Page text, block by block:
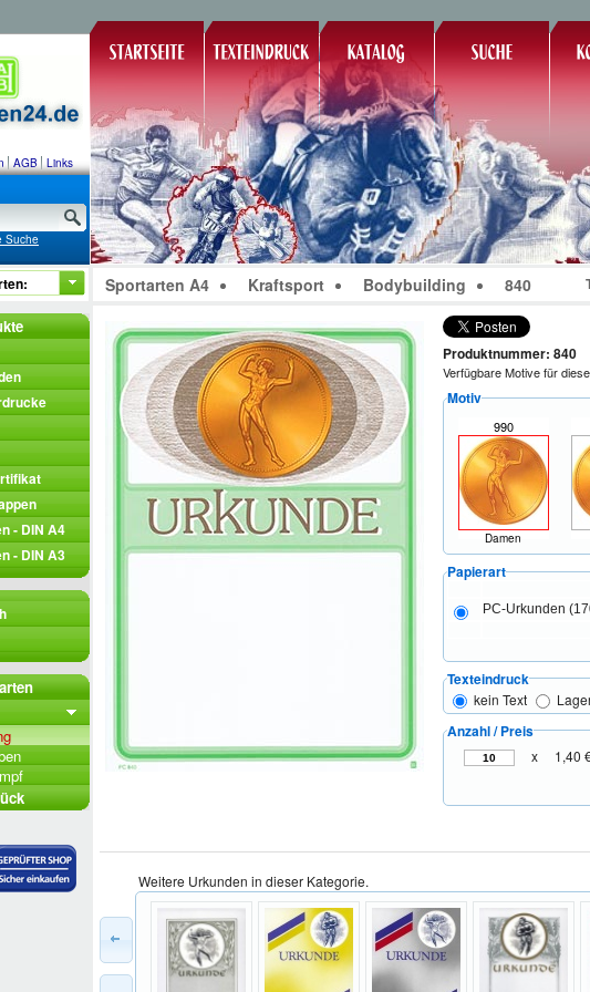
AGB Links
Suche
- DIN A4
- DIN A3
Sportarten A4 Kraftsport Bodybuilding 840
Produktnummer: 840
Verfügbare Motive für
Motiv
990
Damen
Papierart
PC-Urkunden
Texteindruck
kein Text
Anzahl / Preis
x 1,40
Weitere Urkunden in dieser Kategorie.